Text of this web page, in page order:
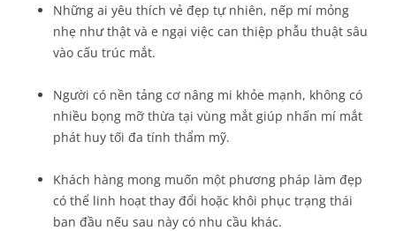
Những ai yêu thích vẻ đẹp tự nhiên, nếp mí mỏng
nhẹ như thật và e ngại việc can thiệp phẫu thuật sâu
vào cấu trúc mắt.
Người có nền tảng cơ nâng mi khỏe mạnh, không có
nhiều bọng mỡ thừa tại vùng mắt giúp nhấn mí mắt
phát huy tối đa tính thẩm mỹ.
Khách hàng mong muốn một phương pháp làm đẹp
có thể linh hoạt thay đổi hoặc khôi phục trạng thái
ban đầu nếu sau này có nhu cầu khác.